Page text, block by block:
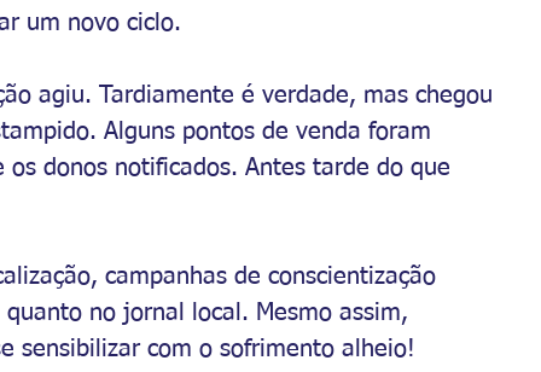
um novo ciclo.
agiu. Tardiamente é verdade, mas chegou
Alguns pontos de venda foram
donos notificados. Antes tarde do que
campanhas de conscientização
no jornal local. Mesmo assim,
sensibilizar com o sofrimento alheio!